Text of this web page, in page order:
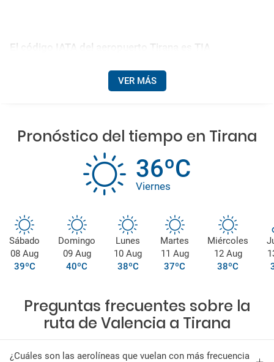
El código IATA del aeropuerto Tirana es TIA
VER MÁS
Pronóstico del tiempo en Tirana
36ºC
Viernes
Sábado
08 Aug
39ºC
Domingo
09 Aug
40ºC
Lunes
10 Aug
38ºC
Martes
11 Aug
37ºC
Miércoles
12 Aug
38ºC
Preguntas frecuentes sobre la
ruta de Valencia a Tirana
¿Cuáles son las aerolíneas que vuelan con más frecuencia